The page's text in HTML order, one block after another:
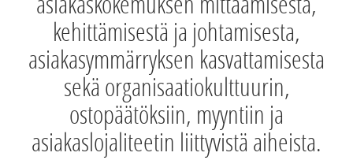
kehittämisestä ja johtamisesta,
asiakasymmärryksen kasvattamisesta
sekä organisaatiokulttuurin,
ostopäätöksiin, myyntiin ja
asiakaslojaliteetin liittyvistä aiheista.